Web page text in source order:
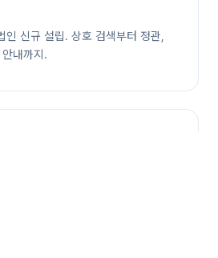
인 신규 설립. 상호 검색부터 정관,
내까지.